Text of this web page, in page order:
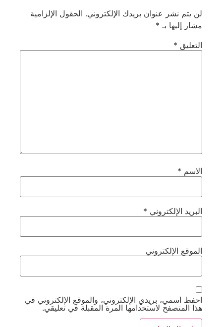
لن يتم نشر عنوان بريدك الإلكتروني. الحقول الإلزامية
مشار إليها بـ *
التعليق *
الاسم *
البريد الإلكتروني *
الموقع الإلكتروني
احفظ اسمي، بريدي الإلكتروني، والموقع الإلكتروني في
هذا المتصفح لاستخدامها المرة المقبلة في تعليقي.